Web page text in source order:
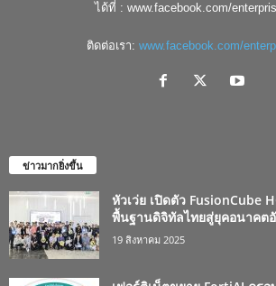
ได้ที่ : www.facebook.com/
ติดต่อเรา: www.facebook.com/
ข่าวมากยิ่งขึ้น
หัวเว่ย เปิดตัว FusionCube
พื้นฐานดิจิทัลไทยสู่ยุคอนาคต
19 สิงหาคม 2025